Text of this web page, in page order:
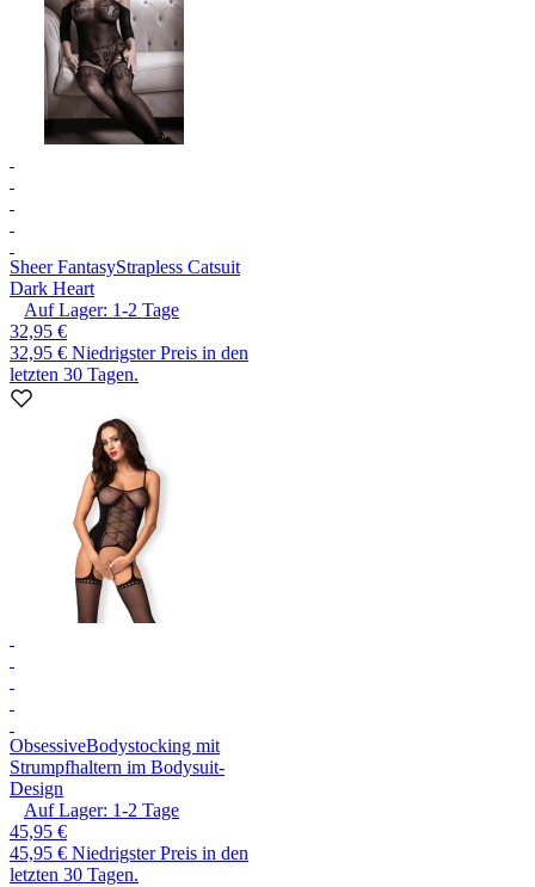
Sheer FantasyStrapless Catsuit
Dark Heart
Auf Lager: 1-2 Tage
32,95 €
32,95 € Niedrigster Preis in den
letzten 30 Tagen.
ObsessiveBodystocking mit
Strumpfhaltern im Bodysuit-
Design
Auf Lager: 1-2 Tage
45,95 €
45,95 € Niedrigster Preis in den
letzten 30 Tagen.